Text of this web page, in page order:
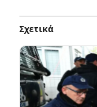
Σχετικά